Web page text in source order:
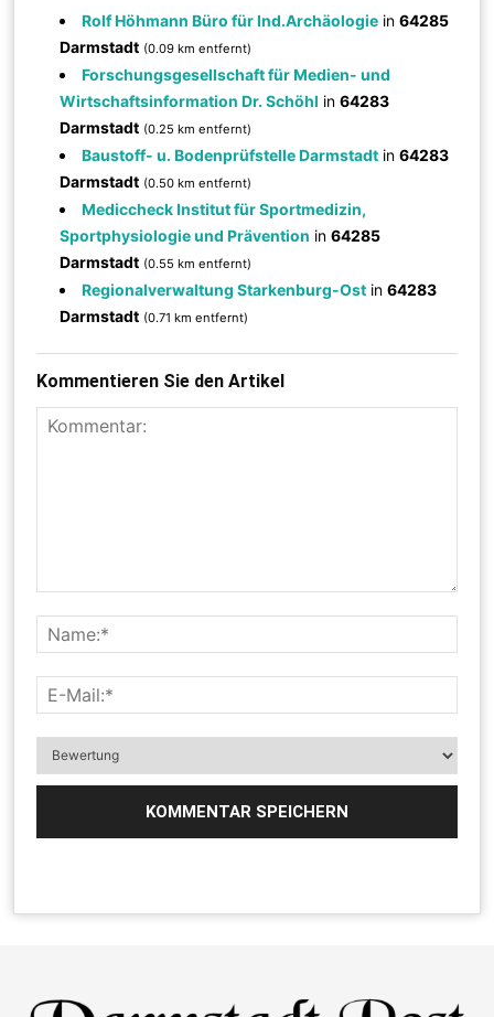
Rolf Höhmann Büro für Ind.Archäologie in64285
Darmstadt (0.09 km entfernt)
Forschungsgesellschaft für Medien- und
Wirtschaftsinformation Dr. Schöhl in64283
Darmstadt (0.25 km entfernt)
Baustoff- u. Bodenprüfstelle Darmstadt in64283
Darmstadt (0.50 km entfernt)
Mediccheck Institut für Sportmedizin,
Sportphysiologie und Prävention in64285
Darmstadt (0.55 km entfernt)
Regionalverwaltung Starkenburg-Ost in64283
Darmstadt (0.71 km entfernt)
Kommentieren Sie den Artikel